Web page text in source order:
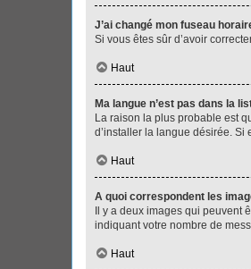
J’ai changé mon fuseau
Si vous êtes sûr d’avoir
Haut
Ma langue n’est pas dans la
La raison la plus probable est
d’installer la langue désirée. Si
Haut
A quoi correspondent les
Il y a deux images qui peuvent
indiquant votre nombre de
Haut